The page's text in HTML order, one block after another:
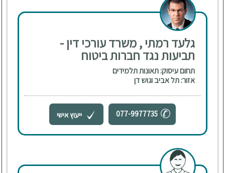
גלעד רמתי , משרד עורכי דין -
תביעות נגד חברות ביטוח
תחום עיסוק: תאונות תלמידים
אזור: תל אביב וגוש דן
077-9977735 ייעוץ אישי